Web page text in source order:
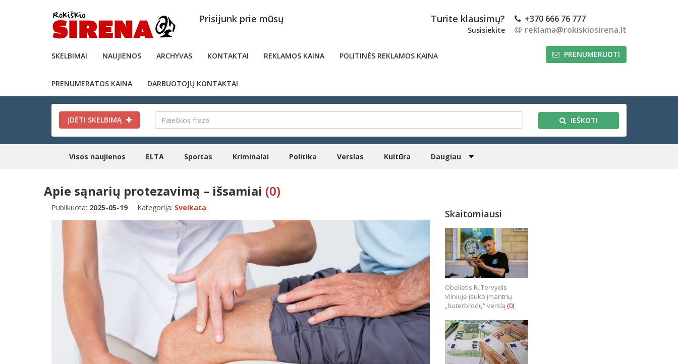
Prisijunk prie mūsų Turite klausimų?
Susisiekite
+370 666 76 777
reklama@rokiskiosirena.lt
SKELBIMAI NAUJIENOS ARCHYVAS KONTAKTAI REKLAMOS KAINA POLITINĖS REKLAMOS KAINA
PRENUMERATOS KAINA DARBUOTOJŲ KONTAKTAI
PRENUMERUOTI
ĮDĖTI SKELBIMĄ IEŠKOTI
Visos naujienos ELTA Sportas Kriminalai Politika Verslas Kultūra Daugiau
Apie sąnarių protezavimą – išsamiai (0)
Publikuota: 2025-05-19 Kategorija: Sveikata
Skaitomiausi
Obelietis R. Tervydis
Vilniuje įsuko įmantrių
„buterbrodų“ verslą (0)